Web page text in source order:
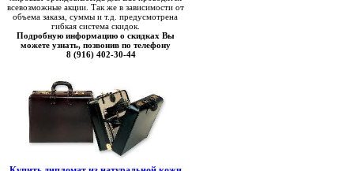
всевозможные акции. Так же в зависимости от
объема заказа, суммы и т.д. предусмотрена
гибкая система скидок.
Подробную информацию о скидках Вы
можете узнать, позвонив по телефону
8 (916) 402-30-44